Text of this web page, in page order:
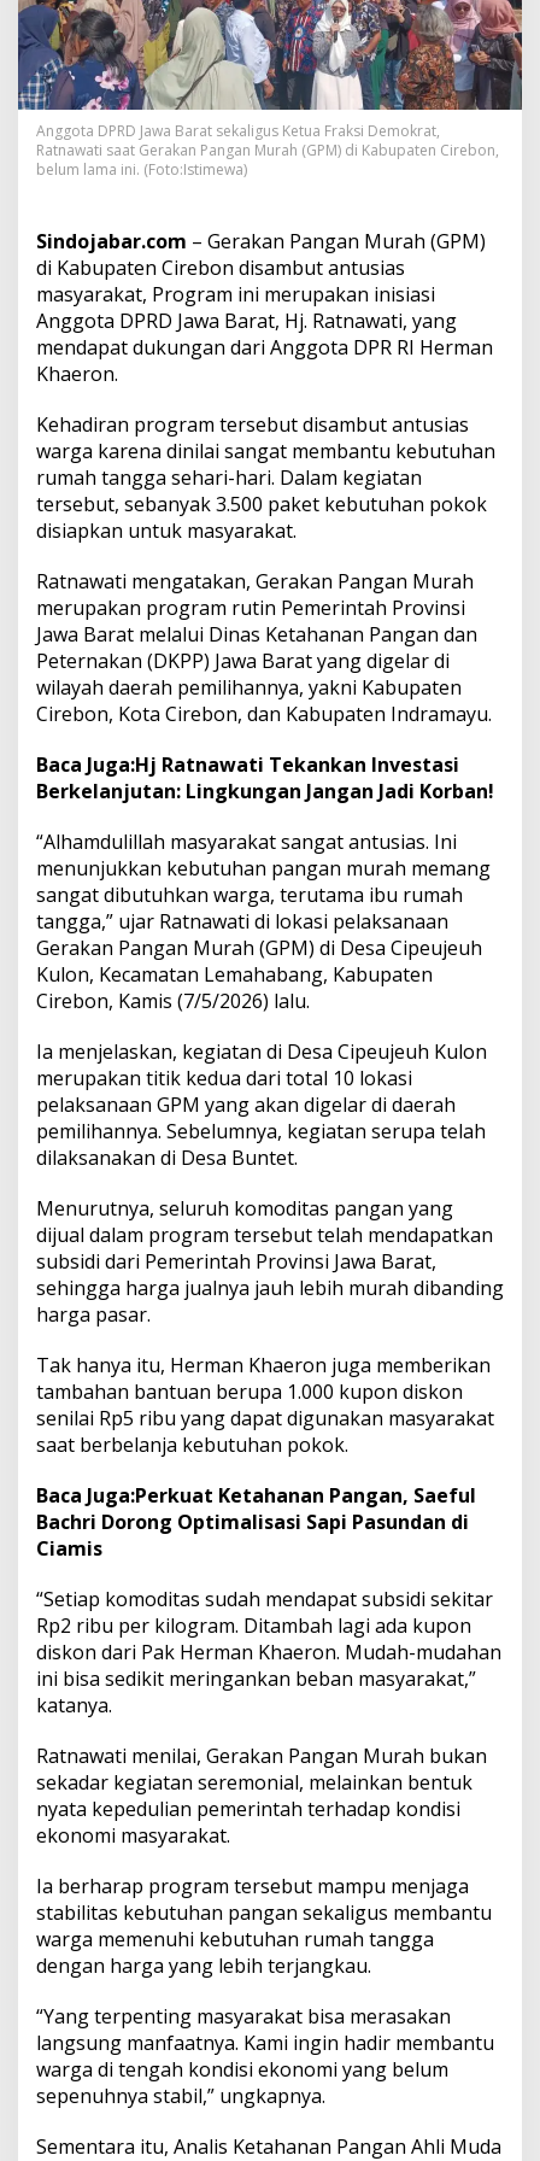
M
a
s
y
a
r
a
k
C
r
e
b
o
n
d
r
m
a
u
D
a
p
a
t
P
g
a
M
u
a
h
Anggota DPRD Jawa Barat sekaligus Ketua Fraksi Demokrat,
Ratnawati saat Gerakan Pangan Murah (GPM) di Kabupaten Cirebon,
belum lama ini. (Foto:Istimewa)
Sindojabar.com – Gerakan Pangan Murah (GPM)
di Kabupaten Cirebon disambut antusias
masyarakat, Program ini merupakan inisiasi
Anggota DPRD Jawa Barat, Hj. Ratnawati, yang
mendapat dukungan dari Anggota DPR RI Herman
Khaeron.
Kehadiran program tersebut disambut antusias
warga karena dinilai sangat membantu kebutuhan
rumah tangga sehari-hari. Dalam kegiatan
tersebut, sebanyak 3.500 paket kebutuhan pokok
disiapkan untuk masyarakat.
Ratnawati mengatakan, Gerakan Pangan Murah
merupakan program rutin Pemerintah Provinsi
Jawa Barat melalui Dinas Ketahanan Pangan dan
Peternakan (DKPP) Jawa Barat yang digelar di
wilayah daerah pemilihannya, yakni Kabupaten
Cirebon, Kota Cirebon, dan Kabupaten Indramayu.
Baca Juga:Hj Ratnawati Tekankan Investasi
Berkelanjutan: Lingkungan Jangan Jadi Korban!
“Alhamdulillah masyarakat sangat antusias. Ini
menunjukkan kebutuhan pangan murah memang
sangat dibutuhkan warga, terutama ibu rumah
tangga,” ujar Ratnawati di lokasi pelaksanaan
Gerakan Pangan Murah (GPM) di Desa Cipeujeuh
Kulon, Kecamatan Lemahabang, Kabupaten
Cirebon, Kamis (7/5/2026) lalu.
Ia menjelaskan, kegiatan di Desa Cipeujeuh Kulon
merupakan titik kedua dari total 10 lokasi
pelaksanaan GPM yang akan digelar di daerah
pemilihannya. Sebelumnya, kegiatan serupa telah
dilaksanakan di Desa Buntet.
Menurutnya, seluruh komoditas pangan yang
dijual dalam program tersebut telah mendapatkan
subsidi dari Pemerintah Provinsi Jawa Barat,
sehingga harga jualnya jauh lebih murah dibanding
harga pasar.
Tak hanya itu, Herman Khaeron juga memberikan
tambahan bantuan berupa 1.000 kupon diskon
senilai Rp5 ribu yang dapat digunakan masyarakat
saat berbelanja kebutuhan pokok.
Baca Juga:Perkuat Ketahanan Pangan, Saeful
Bachri Dorong Optimalisasi Sapi Pasundan di
Ciamis
“Setiap komoditas sudah mendapat subsidi sekitar
Rp2 ribu per kilogram. Ditambah lagi ada kupon
diskon dari Pak Herman Khaeron. Mudah-mudahan
ini bisa sedikit meringankan beban masyarakat,”
katanya.
Ratnawati menilai, Gerakan Pangan Murah bukan
sekadar kegiatan seremonial, melainkan bentuk
nyata kepedulian pemerintah terhadap kondisi
ekonomi masyarakat.
Ia berharap program tersebut mampu menjaga
stabilitas kebutuhan pangan sekaligus membantu
warga memenuhi kebutuhan rumah tangga
dengan harga yang lebih terjangkau.
“Yang terpenting masyarakat bisa merasakan
langsung manfaatnya. Kami ingin hadir membantu
warga di tengah kondisi ekonomi yang belum
sepenuhnya stabil,” ungkapnya.
Sementara itu, Analis Ketahanan Pangan Ahli Muda